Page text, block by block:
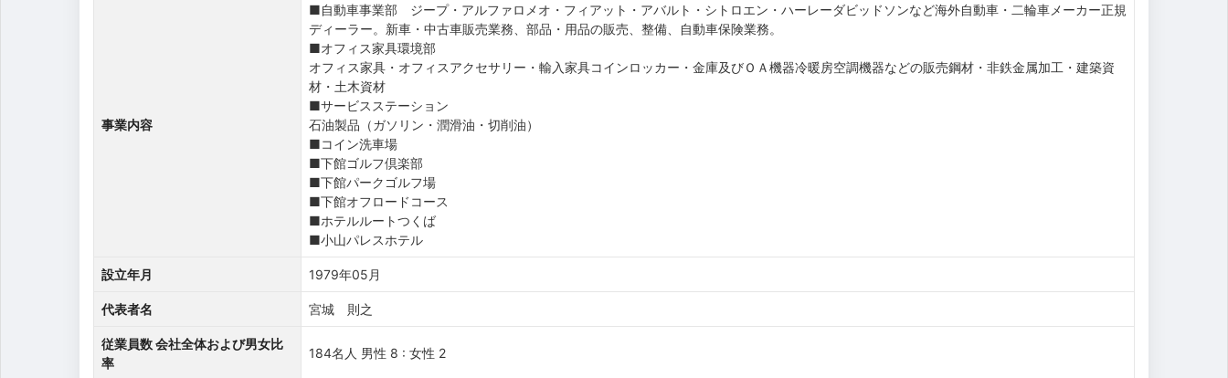
事業内容
■自動車事業部 ジープ・アルファロメオ・フィアット・アバルト・シトロエン・ハーレーダビッドソンなど海外自動車・二輪車メーカー正規
ディーラー。新車・中古車販売業務、部品・用品の販売、整備、自動車保険業務。
■オフィス家具環境部
オフィス家具・オフィスアクセサリー・輸入家具コインロッカー・金庫及びＯＡ機器冷暖房空調機器などの販売鋼材・非鉄金属加工・建築資
材・土木資材
■サービスステーション
石油製品（ガソリン・潤滑油・切削油）
■コイン洗車場
■下館ゴルフ倶楽部
■下館パークゴルフ場
■下館オフロードコース
■ホテルルートつくば
■小山パレスホテル
設立年月 1979年05月
代表者名 宮城 則之
従業員数 会社全体および男女比
率
184名人 男性 8 : 女性 2